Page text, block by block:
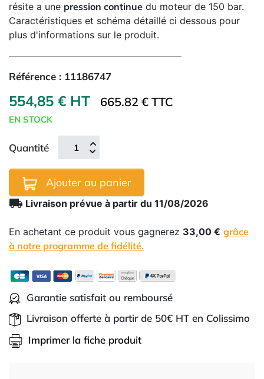
résite a une pression continue du moteur de 150 bar.
Caractéristiques et schéma détaillé ci dessous pour
plus d'informations sur le produit.
Référence : 11186747
554,85 € HT 665.82 € TTC
EN STOCK
Quantité
Ajouter au panier
local_shipping Livraison prévue à partir du 11/08/2026
En achetant ce produit vous gagnerez 33,00 € grâce
à notre programme de fidélité.
Garantie satisfait ou remboursé
Livraison offerte à partir de 50€ HT en Colissimo
Imprimer la fiche produit